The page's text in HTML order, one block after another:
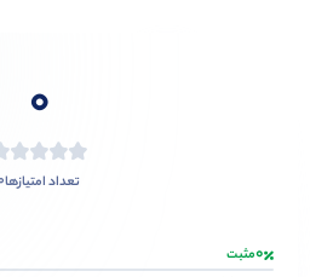
0
تعداد امتیازها
0مثبت